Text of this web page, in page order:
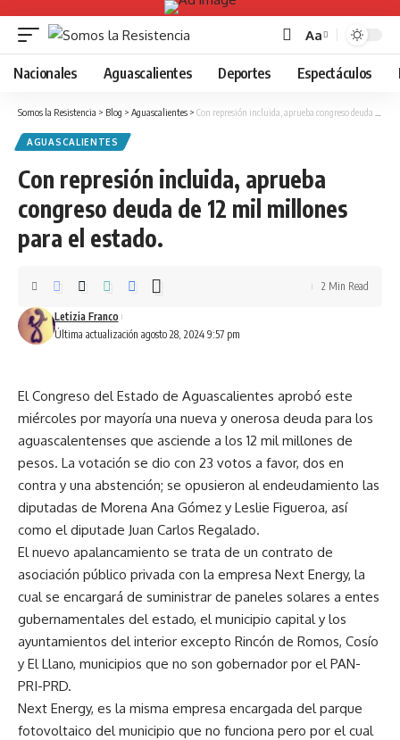
Font
Resizer
Aa
Nacionales Aguascalientes Deportes Espectáculos
Somos la Resistencia > Blog > Aguascalientes > Con represión incluida, aprueba congreso deuda de 12 mil millones para el estado.
AGUASCALIENTES
Con represión incluida, aprueba
congreso deuda de 12 mil millones
para el estado.
Última actualización agosto 28, 2024 9:57 pm
Letizia Franco
2 Min Read
El Congreso del Estado de Aguascalientes aprobó este
miércoles por mayoría una nueva y onerosa deuda para los
aguascalentenses que asciende a los 12 mil millones de
pesos. La votación se dio con 23 votos a favor, dos en
contra y una abstención; se opusieron al endeudamiento las
diputadas de Morena Ana Gómez y Leslie Figueroa, así
como el diputade Juan Carlos Regalado.
El nuevo apalancamiento se trata de un contrato de
asociación público privada con la empresa Next Energy, la
cual se encargará de suministrar de paneles solares a entes
gubernamentales del estado, el municipio capital y los
ayuntamientos del interior excepto Rincón de Romos, Cosío
y El Llano, municipios que no son gobernador por el PAN-
PRI-PRD.
Next Energy, es la misma empresa encargada del parque
fotovoltaico del municipio que no funciona pero por el cual